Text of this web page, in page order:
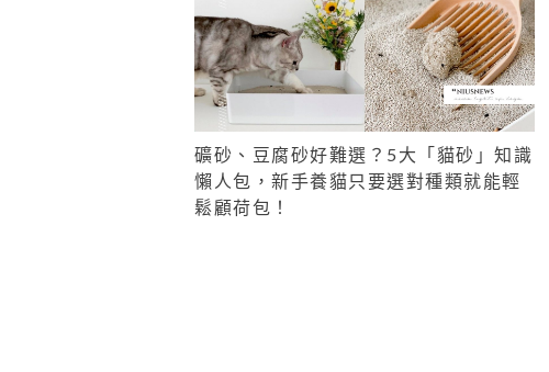
礦砂、豆腐砂好難選？5大「貓砂」知識
懶人包，新手養貓只要選對種類就能輕
鬆顧荷包！